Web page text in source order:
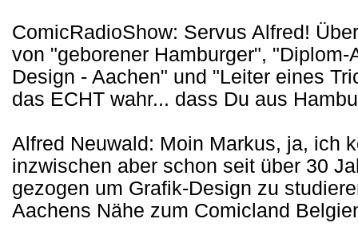
ComicRadioShow: Servus Alfred!
von "geborener Hamburger",
Design - Aachen" und "Leiter eines
das ECHT wahr... dass Du aus
Alfred Neuwald: Moin Markus, ja, ich
inzwischen aber schon seit über 30
gezogen um Grafik-Design zu
Aachens Nähe zum Comicland